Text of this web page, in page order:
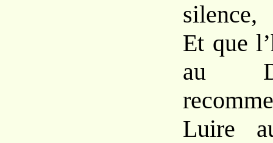
silence,
Et que
au
Luire